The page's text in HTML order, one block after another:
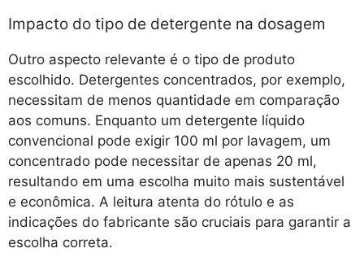
Impacto do tipo de detergente na dosagem
Outro aspecto relevante é o tipo de produto
escolhido. Detergentes concentrados, por exemplo,
necessitam de menos quantidade em comparação
aos comuns. Enquanto um detergente líquido
convencional pode exigir 100 ml por lavagem, um
concentrado pode necessitar de apenas 20 ml,
resultando em uma escolha muito mais sustentável
e econômica. A leitura atenta do rótulo e as
indicações do fabricante são cruciais para garantir a
escolha correta.